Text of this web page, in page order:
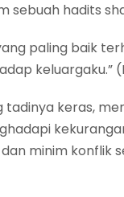
sebuah hadits
paling baik
keluargaku.”
keras,
minim konflik